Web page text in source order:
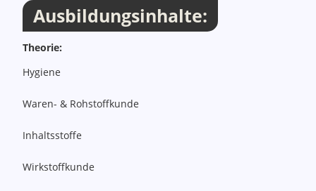
Ausbildungsinhalte:
Theorie:
Hygiene
Waren- & Rohstoffkunde
Inhaltsstoffe
Wirkstoffkunde